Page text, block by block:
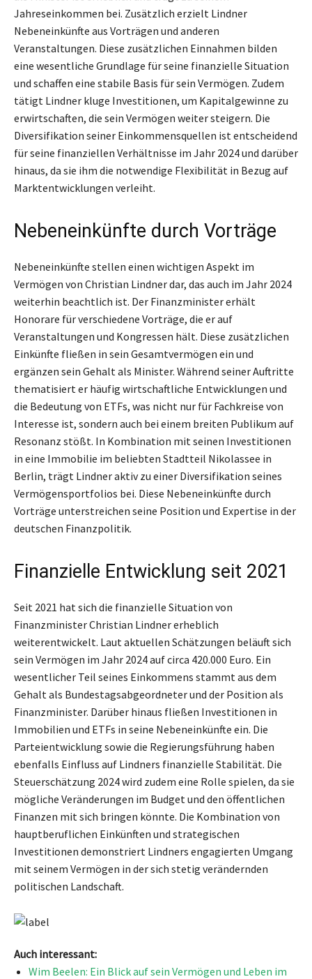
Jahreseinkommen bei. Zusätzlich erzielt Lindner
Nebeneinkünfte aus Vorträgen und anderen
Veranstaltungen. Diese zusätzlichen Einnahmen bilden
eine wesentliche Grundlage für seine finanzielle Situation
und schaffen eine stabile Basis für sein Vermögen. Zudem
tätigt Lindner kluge Investitionen, um Kapitalgewinne zu
erwirtschaften, die sein Vermögen weiter steigern. Die
Diversifikation seiner Einkommensquellen ist entscheidend
für seine finanziellen Verhältnisse im Jahr 2024 und darüber
hinaus, da sie ihm die notwendige Flexibilität in Bezug auf
Marktentwicklungen verleiht.
Nebeneinkünfte durch Vorträge
Nebeneinkünfte stellen einen wichtigen Aspekt im
Vermögen von Christian Lindner dar, das auch im Jahr 2024
weiterhin beachtlich ist. Der Finanzminister erhält
Honorare für verschiedene Vorträge, die er auf
Veranstaltungen und Kongressen hält. Diese zusätzlichen
Einkünfte fließen in sein Gesamtvermögen ein und
ergänzen sein Gehalt als Minister. Während seiner Auftritte
thematisiert er häufig wirtschaftliche Entwicklungen und
die Bedeutung von ETFs, was nicht nur für Fachkreise von
Interesse ist, sondern auch bei einem breiten Publikum auf
Resonanz stößt. In Kombination mit seinen Investitionen
in eine Immobilie im beliebten Stadtteil Nikolassee in
Berlin, trägt Lindner aktiv zu einer Diversifikation seines
Vermögensportfolios bei. Diese Nebeneinkünfte durch
Vorträge unterstreichen seine Position und Expertise in der
deutschen Finanzpolitik.
Finanzielle Entwicklung seit 2021
Seit 2021 hat sich die finanzielle Situation von
Finanzminister Christian Lindner erheblich
weiterentwickelt. Laut aktuellen Schätzungen beläuft sich
sein Vermögen im Jahr 2024 auf circa 420.000 Euro. Ein
wesentlicher Teil seines Einkommens stammt aus dem
Gehalt als Bundestagsabgeordneter und der Position als
Finanzminister. Darüber hinaus fließen Investitionen in
Immobilien und ETFs in seine Nebeneinkünfte ein. Die
Parteientwicklung sowie die Regierungsführung haben
ebenfalls Einfluss auf Lindners finanzielle Stabilität. Die
Steuerschätzung 2024 wird zudem eine Rolle spielen, da sie
mögliche Veränderungen im Budget und den öffentlichen
Finanzen mit sich bringen könnte. Die Kombination von
hauptberuflichen Einkünften und strategischen
Investitionen demonstriert Lindners engagierten Umgang
mit seinem Vermögen in der sich stetig verändernden
politischen Landschaft.
Auch interessant:
Wim Beelen: Ein Blick auf sein Vermögen und Leben im